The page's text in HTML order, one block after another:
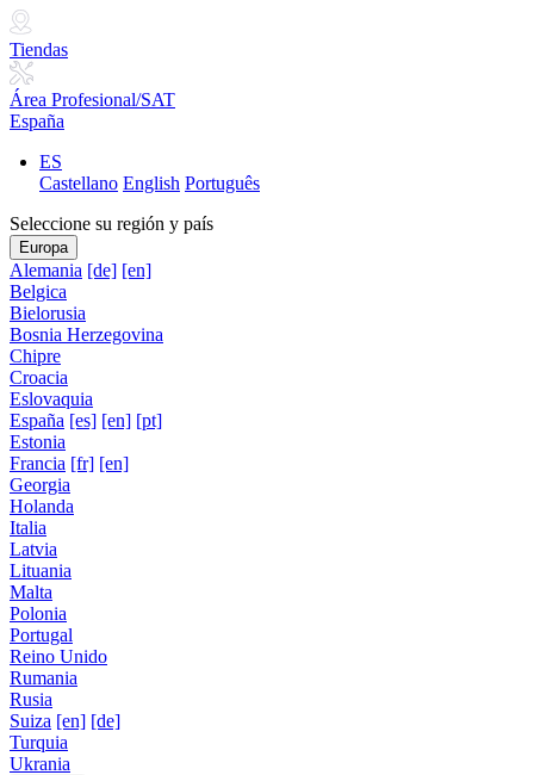
Tiendas
Área Profesional/SAT
España
ES
Castellano English Português
Seleccione su región y país
Europa
Alemania [de] [en]
Belgica
Bielorusia
Bosnia Herzegovina
Chipre
Croacia
Eslovaquia
España [es] [en] [pt]
Estonia
Francia [fr] [en]
Georgia
Holanda
Italia
Latvia
Lituania
Malta
Polonia
Portugal
Reino Unido
Rumania
Rusia
Suiza [en] [de]
Turquia
Ukrania